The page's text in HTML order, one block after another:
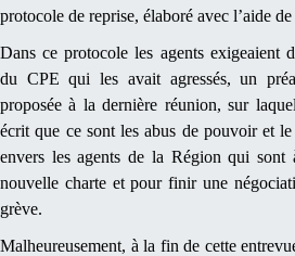
protocole de reprise, élaboré avec l’aide
Dans ce protocole les agents exigeaient
du CPE qui les avait agressés, un
proposée à la dernière réunion, sur
écrit que ce sont les abus de pouvoir et
envers les agents de la Région qui sont
nouvelle charte et pour finir une
grève.
Malheureusement, à la fin de cette